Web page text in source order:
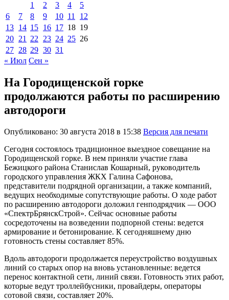
1 2 3 4
5
6
7 8 9 10 11
12
13 14 15 16 17 18 19
20 21 22 23 24 25 26
27 28 29 30 31
« Июл Сен »
На Городищенской горке
продолжаются работы по расширению
автодороги
Опубликовано: 30 августа 2018 в 15:38 Версия для печати
Сегодня состоялось традиционное выездное совещание на
Городищенской горке. В нем приняли участие глава
Бежицкого района Станислав Кошарный, руководитель
городского управления ЖКХ Галина Сафонова,
представители подрядной организации, а также компаний,
ведущих необходимые сопутствующие работы. О ходе работ
по расширению автодороги доложил генподрядчик — ООО
«СпектрБрянскСтрой». Сейчас основные работы
сосредоточены на возведении подпорной стены: ведется
армирование и бетонирование. К сегодняшнему дню
готовность стены составляет 85%.
Вдоль автодороги продолжается переустройство воздушных
линий со старых опор на вновь установленные: ведется
перенос контактной сети, линий связи. Готовность этих работ,
которые ведут троллейбусники, провайдеры, операторы
сотовой связи, составляет 20%.